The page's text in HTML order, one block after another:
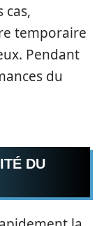
cas,
temporaire
Pendant
du
DU